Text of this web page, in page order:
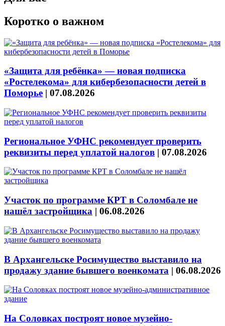
Коротко о важном
«Защита для ребёнка» — новая подписка
«Ростелекома» для кибербезопасности детей в
Поморье | 07.08.2026
Региональное УФНС рекомендует проверить
реквизиты перед уплатой налогов | 07.08.2026
Участок по программе КРТ в Соломбале не
нашёл застройщика | 06.08.2026
В Архангельске Росимущество выставило на
продажу здание бывшего военкомата | 06.08.2026
На Соловках построят новое музейно-